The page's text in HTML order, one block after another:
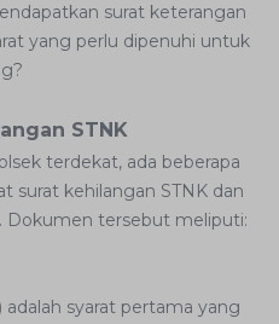
surat keterangan
yang perlu dipenuhi untuk
STNK
terdekat, ada beberapa
surat kehilangan STNK dan
Dokumen tersebut meliputi:
adalah syarat pertama yang